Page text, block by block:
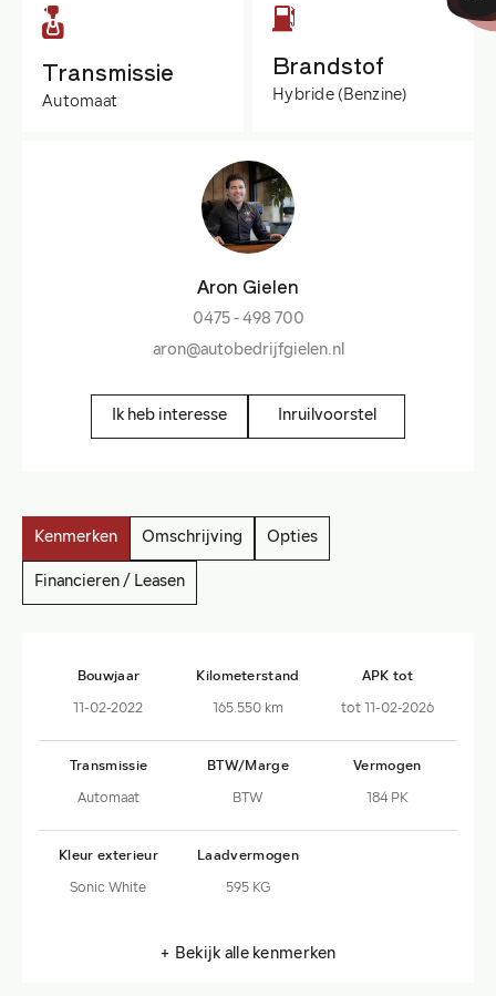
Transmissie
Automaat
Brandstof
Hybride (Benzine)
Aron Gielen
0475 - 498 700
aron@autobedrijfgielen.nl
Ik heb interesse Inruilvoorstel
Kenmerken Omschrijving Opties
Financieren / Leasen
Bouwjaar
11-02-2022
Kilometerstand
165.550 km
APK tot
tot 11-02-2026
Transmissie
Automaat
BTW/Marge
BTW
Vermogen
184 PK
Kleur exterieur
Sonic White
Laadvermogen
595 KG
+ Bekijk alle kenmerken